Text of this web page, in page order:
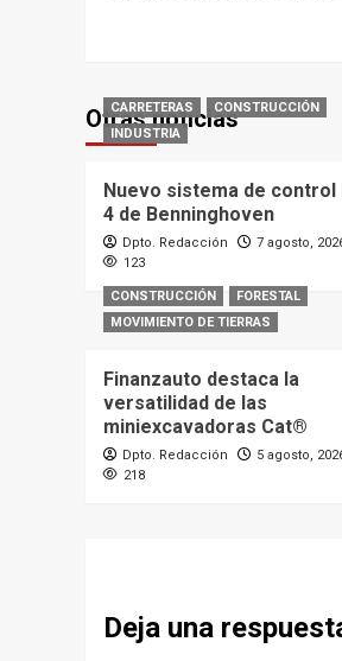
Otras noticias
CARRETERAS
CONSTRUCCIÓN
INDUSTRIA
Nuevo sistema de control
4 de Benninghoven
Dpto. Redacción
7 agosto,
123
CONSTRUCCIÓN
FORESTAL
MOVIMIENTO DE TIERRAS
Finanzauto destaca la
versatilidad de las
miniexcavadoras Cat®
Dpto. Redacción
5 agosto,
218
Deja una